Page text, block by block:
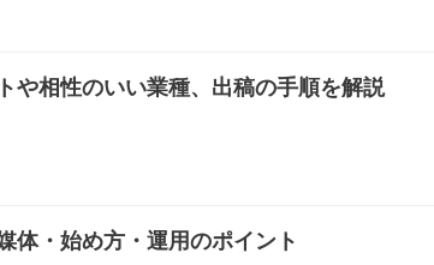
や相性のいい業種、出稿の手順を解説
体・始め方・運用のポイント